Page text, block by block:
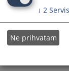
↓ 2
Ne prihvatam